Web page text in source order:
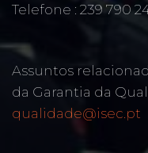
Telefone : 239 790
Assuntos
da Garantia da
qualidade@isec.pt